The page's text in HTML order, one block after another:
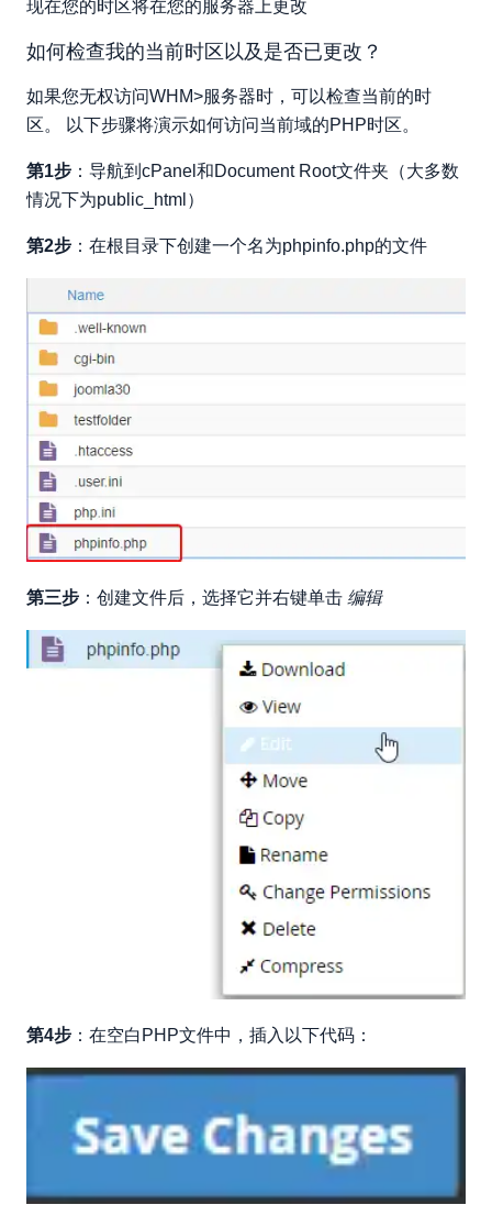
现在您的时区将在您的服务器上更改
如何检查我的当前时区以及是否已更改？
如果您无权访问WHM>服务器时，可以检查当前的时
区。 以下步骤将演示如何访问当前域的PHP时区。
第1步 ：导航到cPanel和Document Root文件夹（大多数
情况下为public_html）
第2步 ：在根目录下创建一个名为phpinfo.php的文件
第三步 ：创建文件后，选择它并右键单击 编辑
第4步 ：在空白PHP文件中，插入以下代码：